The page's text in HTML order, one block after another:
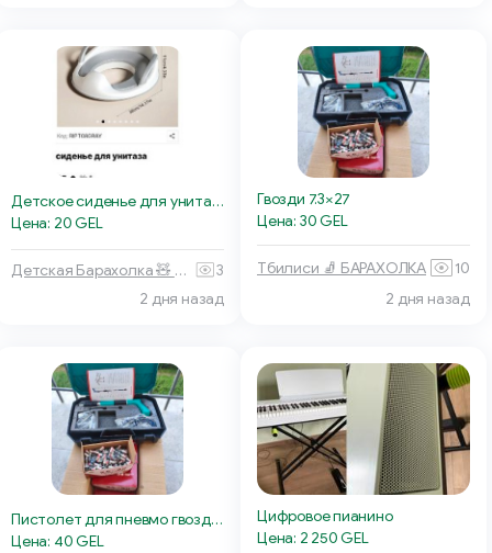
Детское сиденье для унитаза
Цена: 20 GEL
Детская Барахолка 🧸 Батуми
3
2 дня назад
Гвозди 7.3×27
Цена: 30 GEL
Тбилиси 🧦 БАРАХОЛКА
10
2 дня назад
Пистолет для пневмо гвоздей
Цена: 40 GEL
Цифровое пианино
Цена: 2 250 GEL